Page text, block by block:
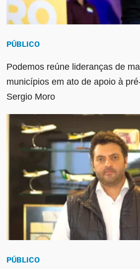
PÚBLICO
Podemos reúne lideranças de
municípios em ato de apoio à
Sergio Moro
PÚBLICO